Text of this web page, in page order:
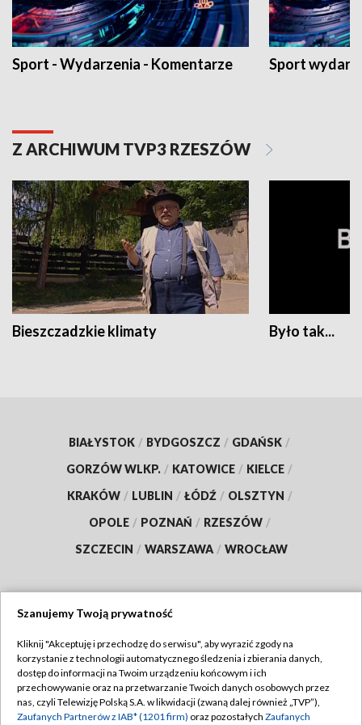
Sport - Wydarzenia - Komentarze Sport
Z ARCHIWUM TVP3 RZESZÓW
Bieszczadzkie klimaty Było tak...
BIAŁYSTOK / BYDGOSZCZ / GDAŃSK /
GORZÓW WLKP. / KATOWICE / KIELCE /
KRAKÓW / LUBLIN / ŁÓDŹ / OLSZTYN /
OPOLE / POZNAŃ / RZESZÓW /
SZCZECIN / WARSZAWA / WROCŁAW
TVP
Abonament TVP
Emisja w TVP
Regulamin TVP
Polityka prywatności
Szanujemy Twoją prywatność
Kliknij "Akceptuję i przechodzę do serwisu", aby wyrazić zgody na
korzystanie z technologii automatycznego śledzenia i zbierania danych,
dostęp do informacji na Twoim urządzeniu końcowym i ich
przechowywanie oraz na przetwarzanie Twoich danych osobowych przez
nas, czyli Telewizję Polską S.A. w likwidacji (zwaną dalej również „TVP”),
Zaufanych Partnerów z IAB* (1201 firm) oraz pozostałych Zaufanych